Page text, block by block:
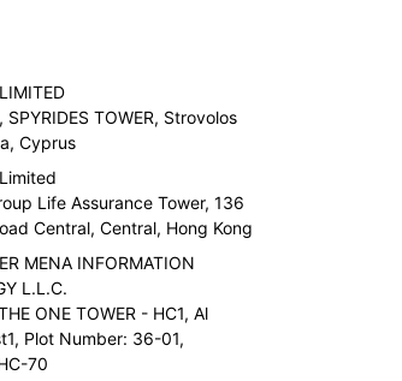
TOWER, Strovolos
Cyprus
Life Assurance Tower, 136
Central, Central, Hong Kong
MENA INFORMATION
L.L.C.
ONE TOWER - HC1, Al
Plot Number: 36-01,
70